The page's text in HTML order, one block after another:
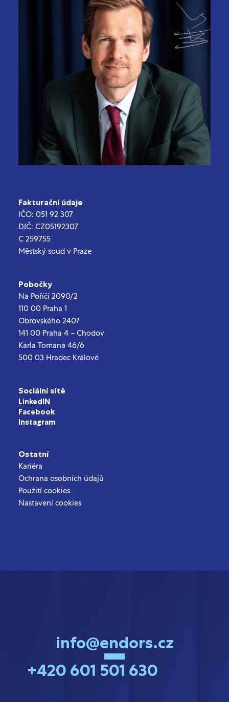
Fakturační údaje
IČO: 051 92 307
DIČ: CZ05192307
C 259755
Městský soud v Praze
Pobočky
Na Poříčí 2090/2
110 00 Praha 1
Obrovského 2407
141 00 Praha 4 – Chodov
Karla Tomana 46/6
500 03 Hradec Králové
Sociální sítě
LinkedIN
Facebook
Instagram
Ostatní
Kariéra
Ochrana osobních údajů
Použití cookies
Nastavení cookies
info@endors.cz
+420 601 501 630